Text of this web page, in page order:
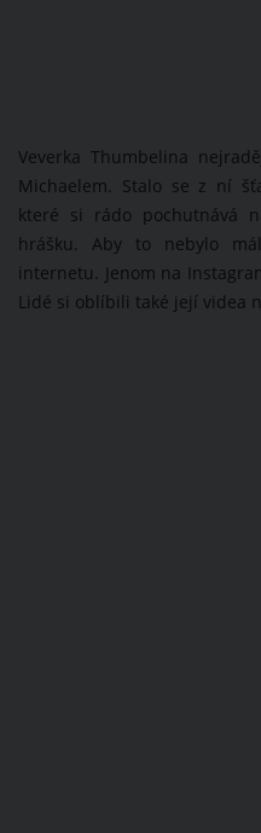
Veverka Thumbelina
Michaelem. Stalo se z ní
které si rádo pochutnává
hrášku. Aby to nebylo
internetu. Jenom na
Lidé si oblíbili také její videa